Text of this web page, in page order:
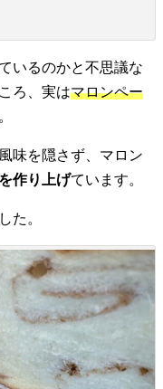
いるのかと不思議な
ろ、実はマロンペー
味を隠さず、マロン
作り上げています。
た。